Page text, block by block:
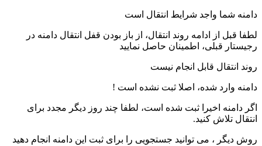
دامنه شما واجد شرایط انتقال است
لطفا قبل از ادامه روند انتقال، از باز بودن قفل انتقال دامنه در
رجیستار قبلی، اطمینان حاصل نمایید
روند انتقال قابل انجام نیست
دامنه وارد شده، اصلا ثبت نشده است !
اگر دامنه اخیرا ثبت شده است، لطفا چند روز دیگر مجدد برای
انتقال تلاش کنید.
روش دیگر ، می توانید جستجویی را برای ثبت این دامنه انجام دهید